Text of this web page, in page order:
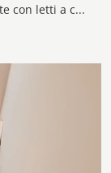
Arreda stanzette moderne con le Camerette con letti a castello Nidi! Il modello Castello Camelot in melaminico è per bambini.